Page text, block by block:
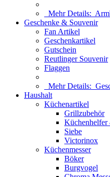
Mehr Details:
Geschenke & Souvenir
Fan Artikel
Geschenkartikel
Gutschein
Reutlinger Souvenir
Flaggen
Mehr Details:
Haushalt
Küchenartikel
Grillzubehör
Siebe
Victorinox
Küchenmesser
Böker
Burgvogel